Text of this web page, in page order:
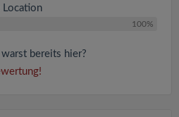
Location
100%
bereits hier?